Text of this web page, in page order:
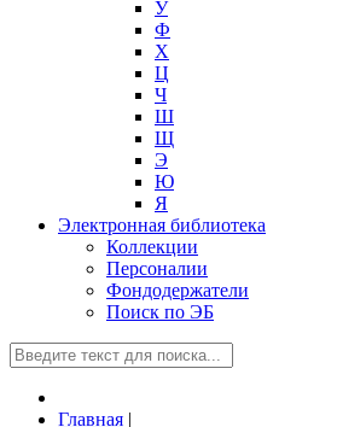
У
Ф
Х
Ц
Ч
Ш
Щ
Э
Ю
Я
Электронная библиотека
Коллекции
Персоналии
Фондодержатели
Поиск по ЭБ
Главная |